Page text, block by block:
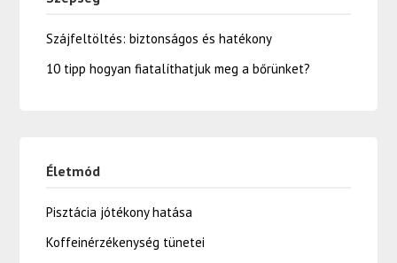
Szájfeltöltés: biztonságos és hatékony
10 tipp hogyan fiatalíthatjuk meg a bőrünket?
Életmód
Pisztácia jótékony hatása
Koffeinérzékenység tünetei